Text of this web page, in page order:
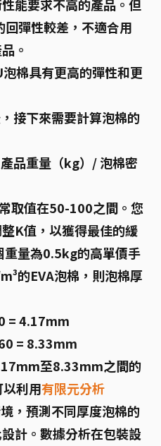
能要求不高的產品。但
彈性較差，不適合用
。
泡棉具有更高的彈性和更
接下來需要計算泡棉的
品重量（kg）/ 泡棉密
取值在50-100之間。您
K值，以獲得最佳的緩
重量為0.5kg的高單價手
的EVA泡棉，則泡棉厚
= 4.17mm
= 8.33mm
至8.33mm之間的
利用有限元分析
，預測不同厚度泡棉的
計。 數據分析在包裝設